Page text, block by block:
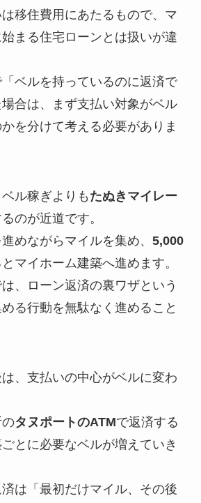
移住費用にあたるもので、マ
まる住宅ローンとは扱いが違
ベルを持っているのに返済で
合は、まず支払い対象がベル
を分けて考える必要がありま
ル稼ぎよりも たぬきマイレー
のが近道です。
めながらマイルを集め、 5,000
マイホーム建築へ進めます。
、ローン返済の裏ワザという
る行動を無駄なく進めること
、支払いの中心がベルに変わ
タヌポートのATMで返済する
とに必要なベルが増えていき
は「最初だけマイル、その後